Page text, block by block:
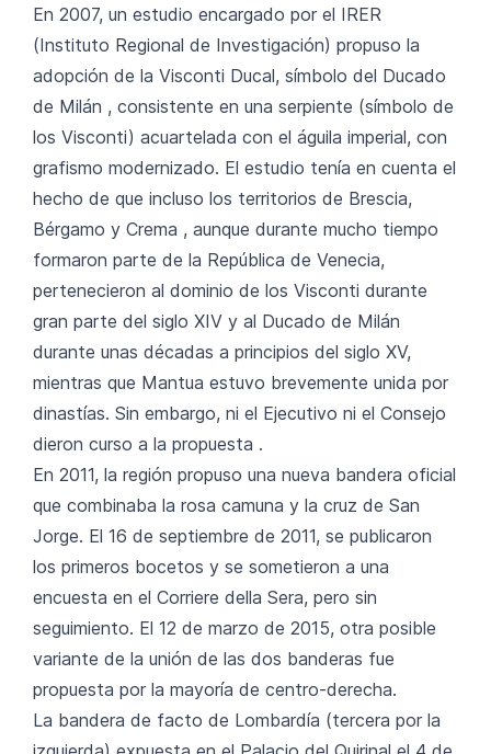
En 2007, un estudio encargado por el IRER
(Instituto Regional de Investigación) propuso la
adopción de la Visconti Ducal, símbolo del Ducado
de Milán , consistente en una serpiente (símbolo de
los Visconti) acuartelada con el águila imperial, con
grafismo modernizado. El estudio tenía en cuenta el
hecho de que incluso los territorios de Brescia,
Bérgamo y Crema , aunque durante mucho tiempo
formaron parte de la República de Venecia,
pertenecieron al dominio de los Visconti durante
gran parte del siglo XIV y al Ducado de Milán
durante unas décadas a principios del siglo XV,
mientras que Mantua estuvo brevemente unida por
dinastías. Sin embargo, ni el Ejecutivo ni el Consejo
dieron curso a la propuesta .
En 2011, la región propuso una nueva bandera oficial
que combinaba la rosa camuna y la cruz de San
Jorge. El 16 de septiembre de 2011, se publicaron
los primeros bocetos y se sometieron a una
encuesta en el Corriere della Sera, pero sin
seguimiento. El 12 de marzo de 2015, otra posible
variante de la unión de las dos banderas fue
propuesta por la mayoría de centro-derecha.
La bandera de facto de Lombardía (tercera por la